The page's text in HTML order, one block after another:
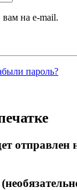
вам на e-mail.
пароль?